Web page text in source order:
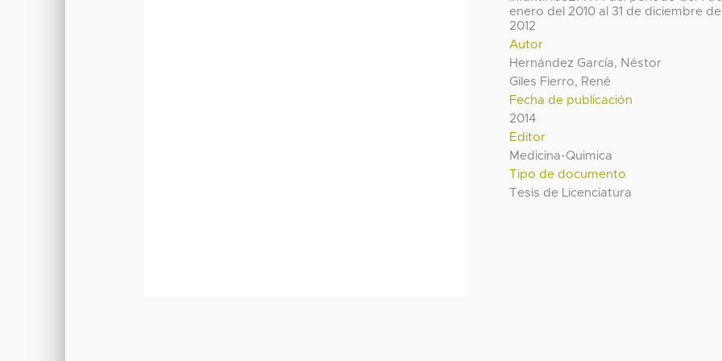
enero del 2010 al 31 de diciembre
2012
Autor
Hernández García, Néstor
Giles Fierro, René
Fecha de publicación
2014
Editor
Medicina-Quimica
Tipo de documento
Tesis de Licenciatura